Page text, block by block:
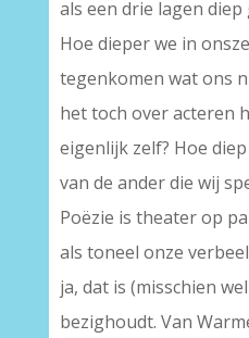
als een drie lagen
Hoe dieper we in
tegenkomen wat ons
het toch over acteren
eigenlijk zelf? Hoe
van de ander die wij
Poëzie is theater op
als toneel onze
ja, dat is (misschien
bezighoudt. Van